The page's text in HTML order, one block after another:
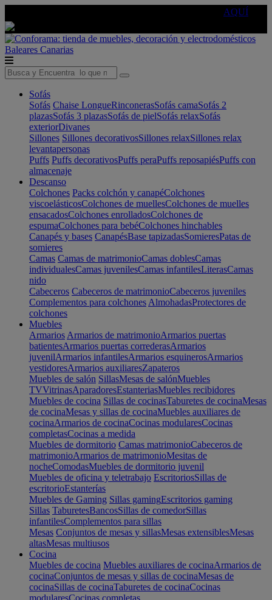
AQUÍ
Baleares Canarias
Sofás
Sofás Chaise LongueRinconerasSofás camaSofás 2
plazasSofás 3 plazasSofás de pielSofás relaxSofás
exteriorDivanes
Sillones Sillones decorativosSillones relaxSillones relax
levantapersonas
Puffs Puffs decorativosPuffs peraPuffs reposapiésPuffs con
almacenaje
Descanso
Colchones Packs colchón y canapéColchones
viscoelásticosColchones de muellesColchones de muelles
ensacadosColchones enrolladosColchones de
espumaColchones para bebéColchones hinchables
Canapés y bases CanapésBase tapizadasSomieresPatas de
somieres
Camas Camas de matrimonioCamas doblesCamas
individualesCamas juvenilesCamas infantilesLiterasCamas
nido
Cabeceros Cabeceros de matrimonioCabeceros juveniles
Complementos para colchones AlmohadasProtectores de
colchones
Muebles
Armarios Armarios de matrimonioArmarios puertas
batientesArmarios puertas correderasArmarios
juvenilArmarios infantilesArmarios esquinerosArmarios
vestidoresArmarios auxiliaresZapateros
Muebles de salón SillasMesas de salónMuebles
TVVitrinasAparadoresEstanteriasMuebles recibidores
Muebles de cocina Sillas de cocinasTaburetes de cocinaMesas
de cocinaMesas y sillas de cocinaMuebles auxiliares de
cocinaArmarios de cocinaCocinas modularesCocinas
completasCocinas a medida
Muebles de dormitorio Camas matrimonioCabeceros de
matrimonioArmarios de matrimonioMesitas de
nocheComodasMuebles de dormitorio juvenil
Muebles de oficina y teletrabajo EscritoriosSillas de
escritorioEstanterías
Muebles de Gaming Sillas gamingEscritorios gaming
Sillas TaburetesBancosSillas de comedorSillas
infantilesComplementos para sillas
Mesas Conjuntos de mesas y sillasMesas extensiblesMesas
altasMesas multiusos
Cocina
Muebles de cocina Muebles auxiliares de cocinaArmarios de
cocinaConjuntos de mesas y sillas de cocinaMesas de
cocinaSillas de cocinaTaburetes de cocinaCocinas
modularesCocinas completas